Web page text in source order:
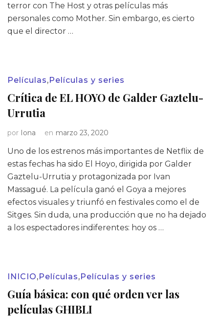
terror con The Host y otras películas más
personales como Mother. Sin embargo, es cierto
que el director …
Películas,Películas y series
Crítica de EL HOYO de Galder Gaztelu-
Urrutia
por Iona en marzo 23, 2020
Uno de los estrenos más importantes de Netflix de
estas fechas ha sido El Hoyo, dirigida por Galder
Gaztelu-Urrutia y protagonizada por Ivan
Massagué. La película ganó el Goya a mejores
efectos visuales y triunfó en festivales como el de
Sitges. Sin duda, una producción que no ha dejado
a los espectadores indiferentes: hoy os …
INICIO,Películas,Películas y series
Guía básica: con qué orden ver las
películas GHIBLI